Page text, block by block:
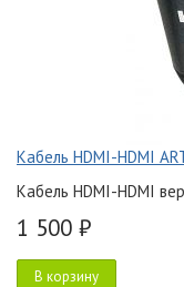
Кабель HDMI-HDMI
Кабель HDMI-HDMI
1 500 ₽
В корзину